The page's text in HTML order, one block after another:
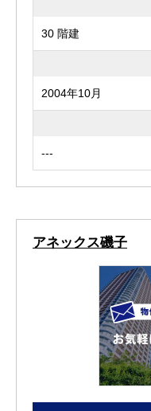
30 階建
2004年10月
---
アネックス磯子